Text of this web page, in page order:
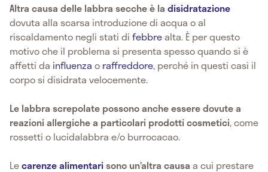
Altra causa delle labbra secche è la disidratazione
dovuta alla scarsa introduzione di acqua o al
riscaldamento negli stati di febbre alta. È per questo
motivo che il problema si presenta spesso quando si è
affetti da influenza o raffreddore, perché in questi casi il
corpo si disidrata velocemente.
Le labbra screpolate possono anche essere dovute a
reazioni allergiche a particolari prodotti cosmetici, come
rossetti o lucidalabbra e/o burrocacao.
Lecarenze alimentarisono un’altra causa a cui prestare